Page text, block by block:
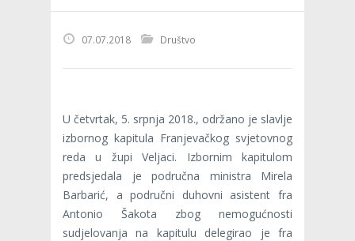
07.07.2018 Društvo
U četvrtak, 5. srpnja 2018., održano je slavlje
izbornog kapitula Franjevačkog svjetovnog
reda u župi Veljaci. Izbornim kapitulom
predsjedala je područna ministra Mirela
Barbarić, a područni duhovni asistent fra
Antonio Šakota zbog nemogućnosti
sudjelovanja na kapitulu delegirao je fra